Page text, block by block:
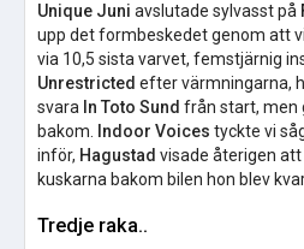
Unique Juni avslutade sylvasst på
upp det formbeskedet genom att
via 10,5 sista varvet, femstjärnig
Unrestricted efter värmningarna,
svara In Toto Sund från start, men
bakom.
Indoor Voices tyckte vi
inför, Hagustad visade återigen
kuskarna bakom bilen hon blev
Tredje raka..